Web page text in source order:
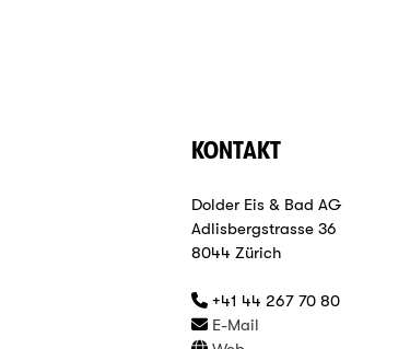
KONTAKT
Dolder Eis & Bad AG
Adlisbergstrasse 36
8044 Zürich
+41 44 267 70 80
E-Mail